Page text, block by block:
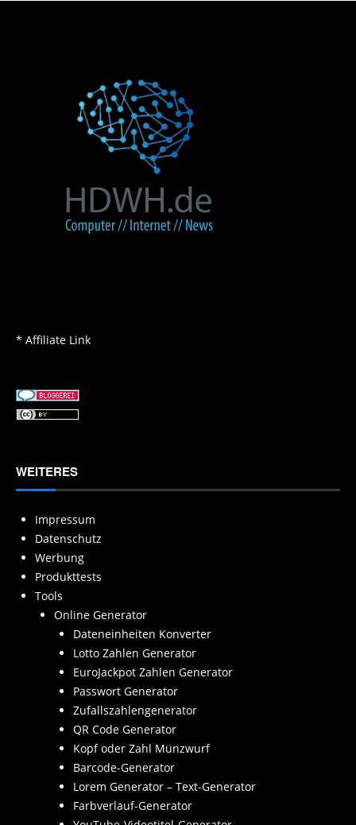
* Affiliate Link
WEITERES
Impressum
Datenschutz
Werbung
Produkttests
Tools
Online Generator
Dateneinheiten Konverter
Lotto Zahlen Generator
EuroJackpot Zahlen Generator
Passwort Generator
Zufallszahlengenerator
QR Code Generator
Kopf oder Zahl Münzwurf
Barcode-Generator
Lorem Generator – Text-Generator
Farbverlauf-Generator